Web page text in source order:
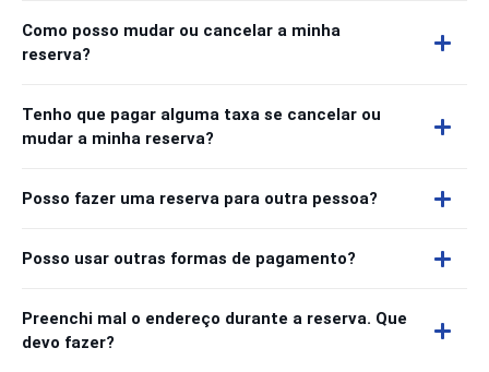
Como posso mudar ou cancelar a minha
reserva?
Tenho que pagar alguma taxa se cancelar ou
mudar a minha reserva?
Posso fazer uma reserva para outra pessoa?
Posso usar outras formas de pagamento?
Preenchi mal o endereço durante a reserva. Que
devo fazer?